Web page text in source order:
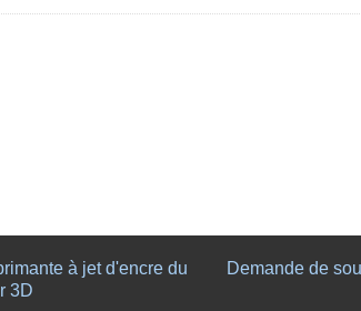
à jet d'encre du
3D
Demande de